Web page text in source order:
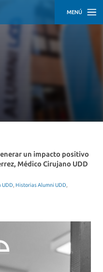
MENÚ
un impacto positivo
Médico Cirujano UDD
UDD, Historias Alumni UDD,